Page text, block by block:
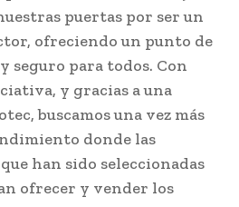
puertas por ser un
ofreciendo un punto de
seguro para todos. Con
y gracias a una
buscamos una vez más
donde las
han sido seleccionadas
ofrecer y vender los